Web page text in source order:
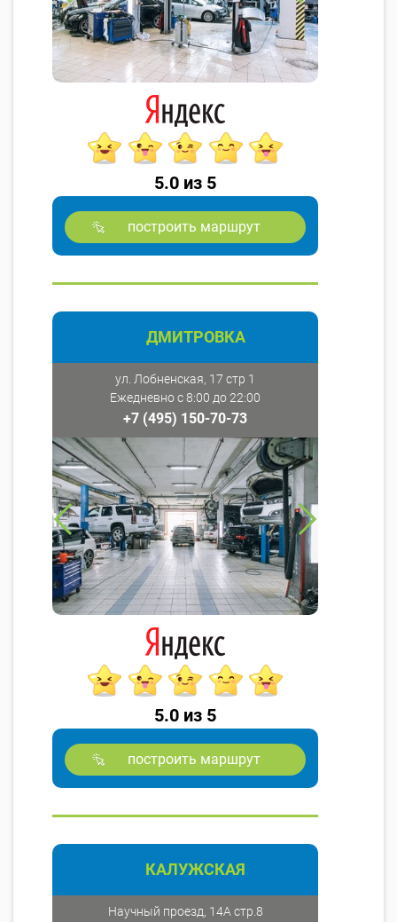
5.0 из 5
построить маршрут
ДМИТРОВКА
ул. Лобненская, 17 стр 1
Ежедневно с 8:00 до 22:00
+7 (495) 150-70-73
5.0 из 5
построить маршрут
КАЛУЖСКАЯ
Научный проезд, 14А стр.8